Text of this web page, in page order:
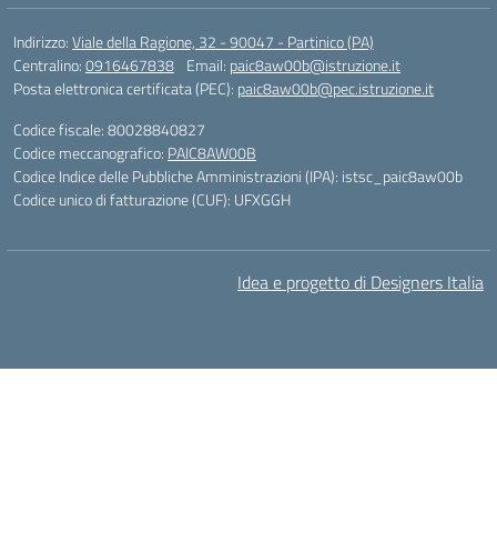
Indirizzo:Viale della Ragione, 32 - 90047 - Partinico (PA)
Centralino:0916467838 Email: paic8aw00b@istruzione.it
Posta elettronica certificata (PEC): paic8aw00b@pec.istruzione.it
Codice fiscale: 80028840827
Codice meccanografico: PAIC8AW00B
Codice Indice delle Pubbliche Amministrazioni (IPA): istsc_paic8aw00b
Codice unico di fatturazione (CUF): UFXGGH
Idea e progetto di Designers Italia